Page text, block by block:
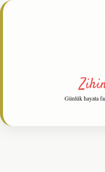
Günlük hayata